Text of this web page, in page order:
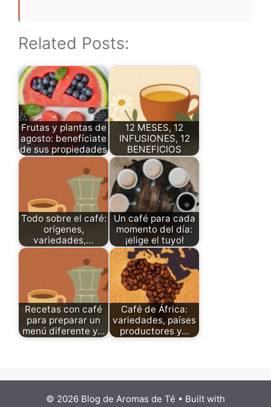
Related Posts:
Frutas y plantas de
agosto: benefíciate
de sus propiedades
12 MESES, 12
INFUSIONES, 12
BENEFICIOS
Todo sobre el café:
orígenes,
variedades,…
Un café para cada
momento del día:
¡elige el tuyo!
Recetas con café
para preparar un
menú diferente y…
Café de África:
variedades, países
productores y…
© 2026 Blog de Aromas de Té • Built with